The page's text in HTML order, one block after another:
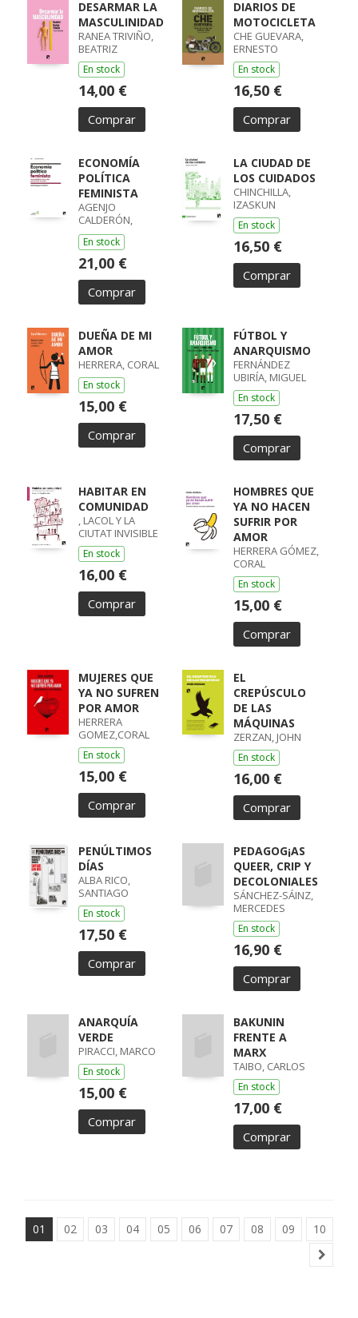
DESARMAR LA
MASCULINIDAD
RANEA TRIVIÑO,
BEATRIZ
En stock
14,00 €
Comprar
DIARIOS DE
MOTOCICLETA
CHE GUEVARA,
ERNESTO
En stock
16,50 €
Comprar
ECONOMÍA
POLÍTICA
FEMINISTA
AGENJO
CALDERÓN,
ASTRID
En stock
21,00 €
Comprar
LA CIUDAD DE
LOS CUIDADOS
CHINCHILLA,
IZASKUN
En stock
16,50 €
Comprar
DUEÑA DE MI
AMOR
HERRERA, CORAL
En stock
15,00 €
Comprar
FÚTBOL Y
ANARQUISMO
FERNÁNDEZ
UBIRÍA, MIGUEL
En stock
17,50 €
Comprar
HABITAR EN
COMUNIDAD
, LACOL Y LA
CIUTAT INVISIBLE
En stock
16,00 €
Comprar
HOMBRES QUE
YA NO HACEN
SUFRIR POR
AMOR
HERRERA GÓMEZ,
CORAL
En stock
15,00 €
Comprar
MUJERES QUE
YA NO SUFREN
POR AMOR
HERRERA
GOMEZ,CORAL
En stock
15,00 €
Comprar
EL
CREPÚSCULO
DE LAS
MÁQUINAS
ZERZAN, JOHN
En stock
16,00 €
Comprar
PENÚLTIMOS
DÍAS
ALBA RICO,
SANTIAGO
En stock
17,50 €
Comprar
PEDAGOG¡AS
QUEER, CRIP Y
DECOLONIALES
SÁNCHEZ-SÁINZ,
MERCEDES
En stock
16,90 €
Comprar
ANARQUÍA
VERDE
PIRACCI, MARCO
En stock
15,00 €
Comprar
BAKUNIN
FRENTE A
MARX
TAIBO, CARLOS
En stock
17,00 €
Comprar
01 02 03 04 05 06 07 08 09 10